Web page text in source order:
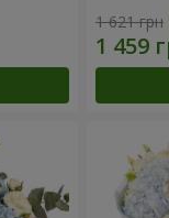
1 621 грн